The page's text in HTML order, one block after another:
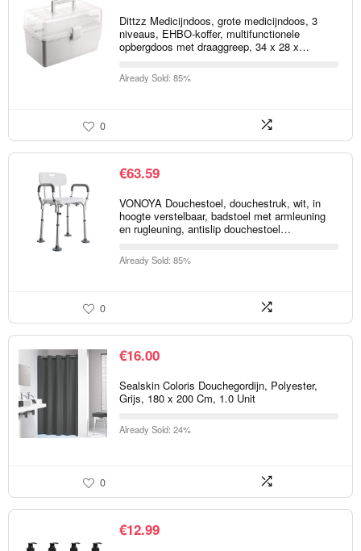
Dittzz Medicijndoos, grote medicijndoos, 3
niveaus, EHBO-koffer, multifunctionele
opbergdoos met draaggreep, 34 x 28 x…
Already Sold: 85%
0
€63.59
VONOYA Douchestoel, douchestruk, wit, in
hoogte verstelbaar, badstoel met armleuning
en rugleuning, antislip douchestoel…
Already Sold: 85%
0
€16.00
Sealskin Coloris Douchegordijn, Polyester,
Grijs, 180 x 200 Cm, 1.0 Unit
Already Sold: 24%
0
€12.99